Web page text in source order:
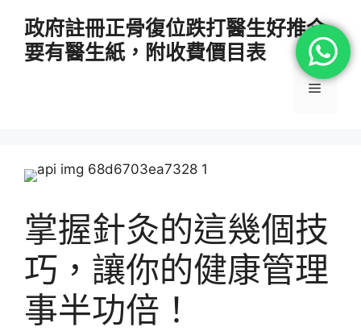
政府註冊正骨復位跌打醫生好推介
要有醫生紙，附收費價目表
選
掌握針灸的這幾個技
巧，讓你的健康管理
事半功倍！